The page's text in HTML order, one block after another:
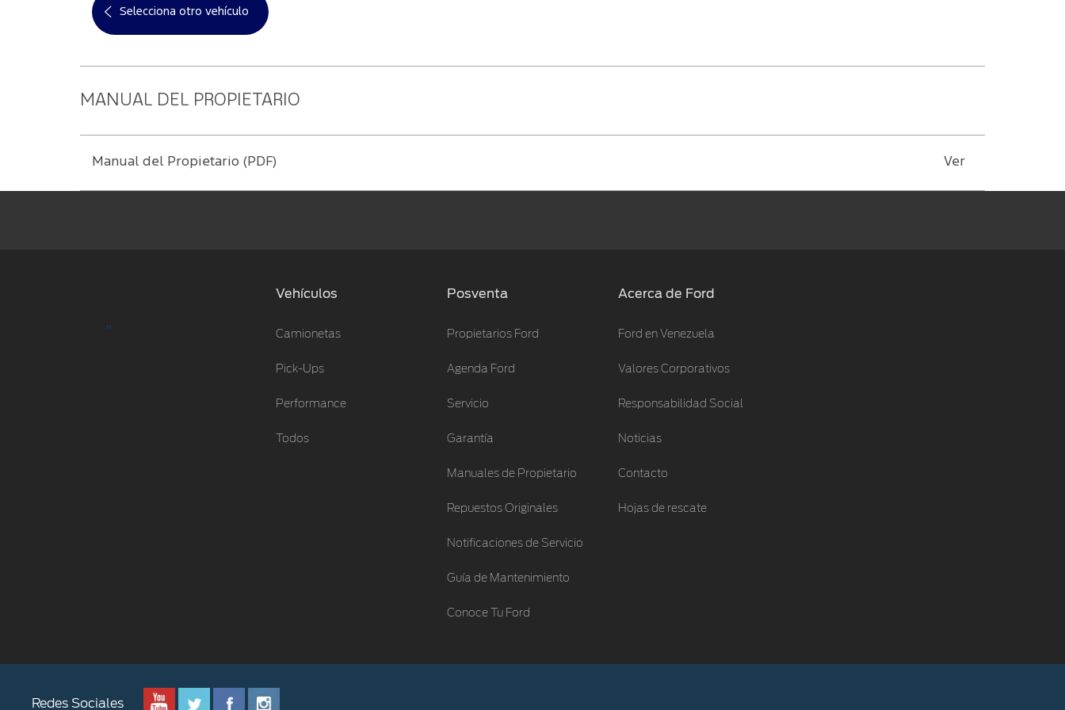
Selecciona otro vehículo
MANUAL DEL PROPIETARIO
Manual del Propietario (PDF) Ver
"
Vehículos
Camionetas
Pick-Ups
Performance
Todos
Posventa
Propietarios Ford
Agenda Ford
Servicio
Garantía
Manuales de Propietario
Repuestos Originales
Notificaciones de Servicio
Guía de Mantenimiento
Conoce Tu Ford
Acerca de Ford
Ford en Venezuela
Valores Corporativos
Responsabilidad Social
Noticias
Contacto
Hojas de rescate
Redes Sociales